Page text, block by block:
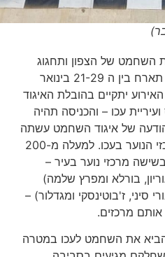
של הצפון ותחגוג
סגירת מעל מושלמת, כשהיא תארח בין ה 21-29 בינואר
יתקיים בהובלת האיגוד
עכו – והכניסה תהיה
של איגוד השחמט עשתה
טוב על הלב בעיקר לילדי מרכזי הנוער בעכו. למעלה מ-200
מרכזי נוער בעיר –
בורלא ומפרץ שלמה)
ז'בוטינסקי ומגדלור) –
מרכזים.
את השחמט לעכו במטרה